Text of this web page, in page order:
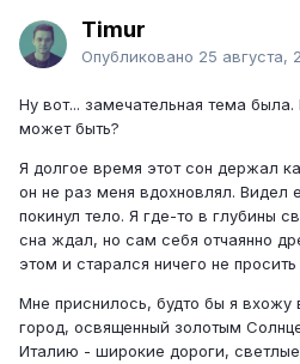
Timur
Опубликовано 25 августа,
Ну вот... замечательная тема
может быть?
Я долгое время этот сон держал
он не раз меня вдохновлял. Видел
покинул тело. Я где-то в глубины
сна ждал, но сам себя отчаянно
этом и старался ничего не
Мне приснилось, будто бы я вхожу
город, освященный золотым
Италию - широкие дороги,